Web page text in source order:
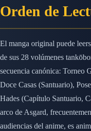
Orden de
El manga original puede
de sus 28 volúmenes
secuencia canónica: Torneo
Doce Casas (Santuario),
Hades (Capítulo Santuario,
arco de Asgard,
audiencias del anime, es